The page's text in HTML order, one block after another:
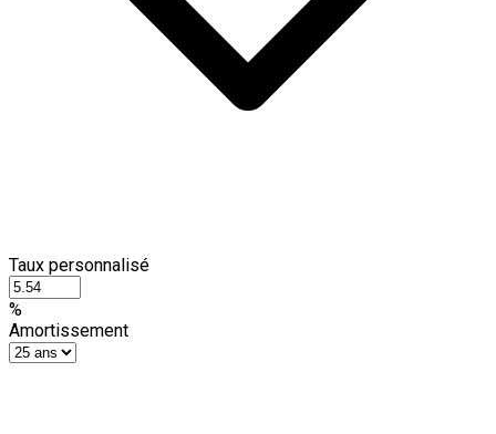
Taux personnalisé
%
Amortissement